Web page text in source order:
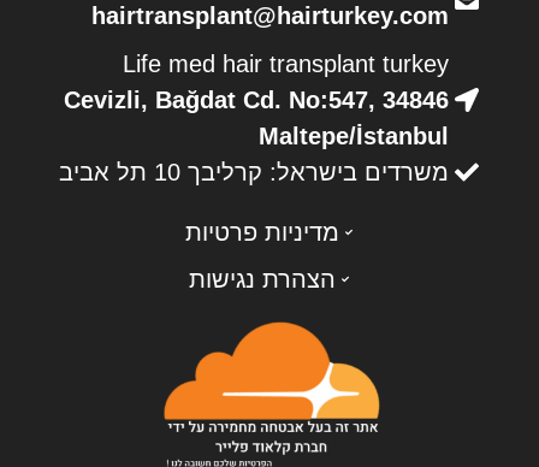
hairtransplant@hairturkey.com
Life med hair transplant turkey
Cevizli, Bağdat Cd. No:547, 34846
Maltepe/İstanbul
משרדים בישראל: קרליבך 10 תל אביב
מדיניות פרטיות
הצהרת נגישות